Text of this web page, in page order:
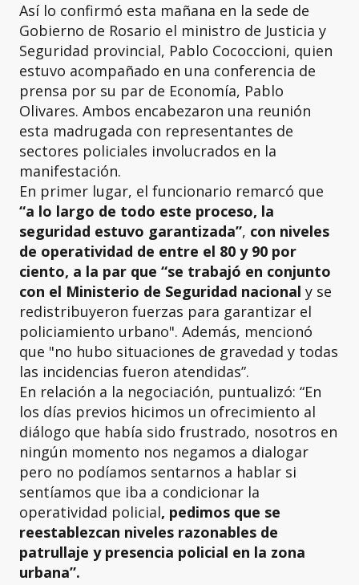
Así lo confirmó esta mañana en la sede de
Gobierno de Rosario el ministro de Justicia y
Seguridad provincial, Pablo Cococcioni, quien
estuvo acompañado en una conferencia de
prensa por su par de Economía, Pablo
Olivares. Ambos encabezaron una reunión
esta madrugada con representantes de
sectores policiales involucrados en la
manifestación.
En primer lugar, el funcionario remarcó que
“a lo largo de todo este proceso, la
seguridad estuvo garantizada”, con niveles
de operatividad de entre el 80 y 90 por
ciento, a la par que “se trabajó en conjunto
con el Ministerio de Seguridad nacional y se
redistribuyeron fuerzas para garantizar el
policiamiento urbano". Además, mencionó
que "no hubo situaciones de gravedad y todas
las incidencias fueron atendidas”.
En relación a la negociación, puntualizó: “En
los días previos hicimos un ofrecimiento al
diálogo que había sido frustrado, nosotros en
ningún momento nos negamos a dialogar
pero no podíamos sentarnos a hablar si
sentíamos que iba a condicionar la
operatividad policial, pedimos que se
reestablezcan niveles razonables de
patrullaje y presencia policial en la zona
urbana”.